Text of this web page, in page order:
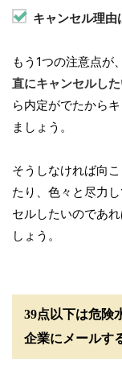
キャンセル理由
もう1つの注意点が
直にキャンセルし
ら内定がでたから
ましょう。
そうしなければ向
たり、色々と尽力
セルしたいのであ
しょう。
39点以下は危険
企業にメールす